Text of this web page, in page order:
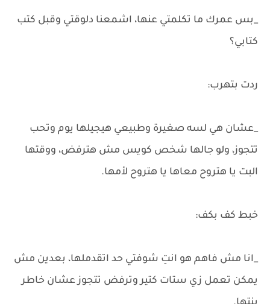
_بس عمرك ما تكلمتي عنها، اشمعنا دلوقتي وقبل كتب
كتابي؟
ردت بتهرب:
_عشان هي لسه صغيرة وطبيعي هيجيلها يوم وتحب
تتجوز، ولو جالها شخص كويس مش هترفض، ووقتها
البت يا هتروح معاها يا هتروح لأمها.
خبط كف بكف:
_انا مش فاهم هو انتِ شوفتي حد اتقدملها، بعدين مش
يمكن تعمل زي ستات كتير وترفض تتجوز عشان خاطر